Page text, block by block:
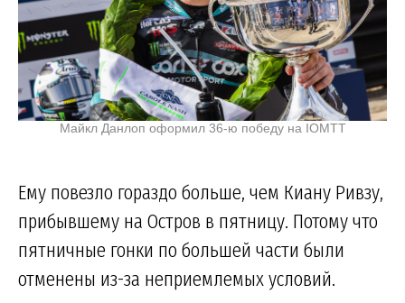
Майкл Данлоп оформил 36-ю победу на IOMTT
Ему повезло гораздо больше, чем Киану Ривзу,
прибывшему на Остров в пятницу. Потому что
пятничные гонки по большей части были
отменены из-за неприемлемых условий.